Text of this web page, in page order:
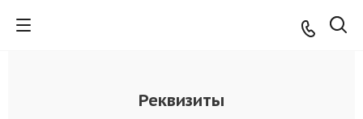
Реквизиты